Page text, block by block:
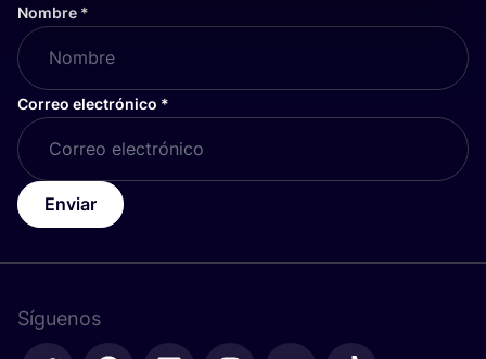
Nombre *
Correo electrónico *
Enviar
Síguenos